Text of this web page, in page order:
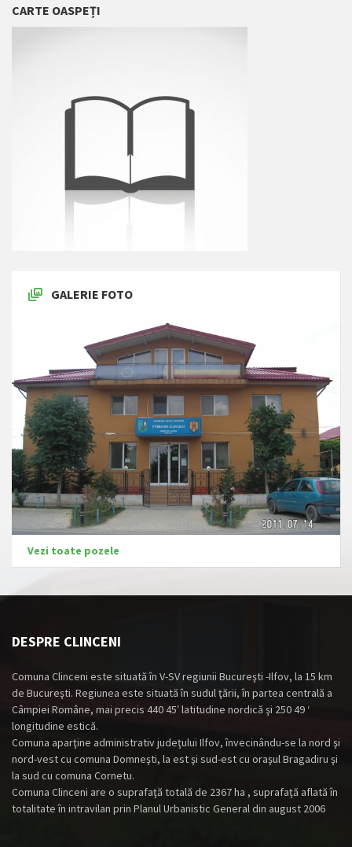
CARTE OASPEȚI
GALERIE FOTO
Vezi toate pozele
DESPRE CLINCENI
Comuna Clinceni este situată în V-SV regiunii Bucureşti -Ilfov, la 15 km
de Bucureşti. Regiunea este situată în sudul ţării, în partea centrală a
Câmpiei Române, mai precis 440 45′ latitudine nordică şi 250 49 ‘
longitudine estică.
Comuna aparţine administrativ judeţului Ilfov, învecinându-se la nord şi
nord-vest cu comuna Domneşti, la est şi sud-est cu oraşul Bragadiru şi
la sud cu comuna Cornetu.
Comuna Clinceni are o suprafaţă totală de 2367 ha , suprafaţă aflată în
totalitate în intravilan prin Planul Urbanistic General din august 2006